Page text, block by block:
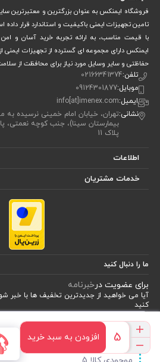
افزودن به سبد خرید
فروشگاه ایمنکس به عنوان بزرگترین و معتبرترین
تامین تجهیزات ایمنی باکیفیت و استاندارد قرار
با قیمت مناسب، به ارائه تجربه خرید آسان و
ایمنکس دارای مجموعه ای گسترده از تجهیزات ایمنی
حفاظتی و سایر وسایل مورد نیاز برای محافظت از
تلفن:02166341374
موبایل:09124301877
ایمیل:info[at]imenex.com
نشانی:تهران، خیابان امام خمینی نرسیده به
بیمارستان سینا)، جنب کوچه نعمتی،
پلاک 11
اطلاعات
خدمات مشتریان
ما را دنبال کنید
برای عضویت درخبرنامه
آیا می خواهید از جدید‌ترین تخفیف‌ ها با‌ خبر
کنید
طراحی، توسعه و اجرای فروشگاه اینترنتی توسط: